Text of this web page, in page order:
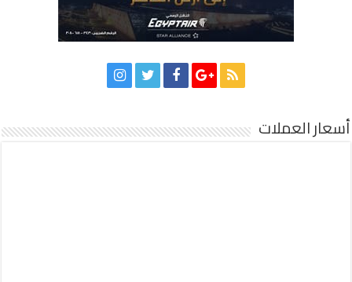
أسعار العملات